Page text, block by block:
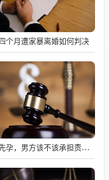
个月遭家暴离婚如何判决
未婚先孕，男方该不该承担责任？